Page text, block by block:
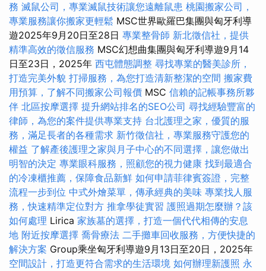
務 滅鼠公司，專業滅鼠技術讓您遠離鼠患 桃園搬家公司，
專業服務讓你搬家更輕鬆 MSC世界歐羅巴集團與匈牙利導
遊2025年9月20日至28日 專業整骨師 新北徵信社，提供
精準高效的徵信服務 MSC幻想曲集團與匈牙利導遊9月14
日至23日，2025年 西屯體態調整 尋找專業的醫美診所，
打造完美外貌 打掃服務，為您打造清新整潔的空間 搬家費
用預算，了解不同搬家公司報價 MSC 信賴的記帳事務所夥
伴 北區按摩選擇 提升網站排名的SEO公司 尋找經驗豐富的
律師，為您的案件提供專業支持 台北護理之家，優質的服
務，滿足長者的各種需求 新竹徵信社，專業服務守護您的
權益 了解產後護理之家與月子中心的不同選擇，讓您做出
明智的決定 專業眼科服務，照顧您的視力健康 找到最適合
的冷凍櫃推薦，保障食品新鮮 如何申請菲律賓簽證，完整
流程一步到位 中式外燴菜單，傳承經典的美味 專業找人服
務，快速精準定位對方 推拿學徒實習 護照過期怎麼辦？該
如何處理 Lirica 家族墓的選擇，打造一個代代相傳的安息
地 附近按摩選擇 喬骨療法 二手攤車回收服務，方便快捷的
解決方案 Group乘坐匈牙利導遊9月13日至20日，2025年
空間設計，打造更符合需求的生活環境 如何辦理新護照 永